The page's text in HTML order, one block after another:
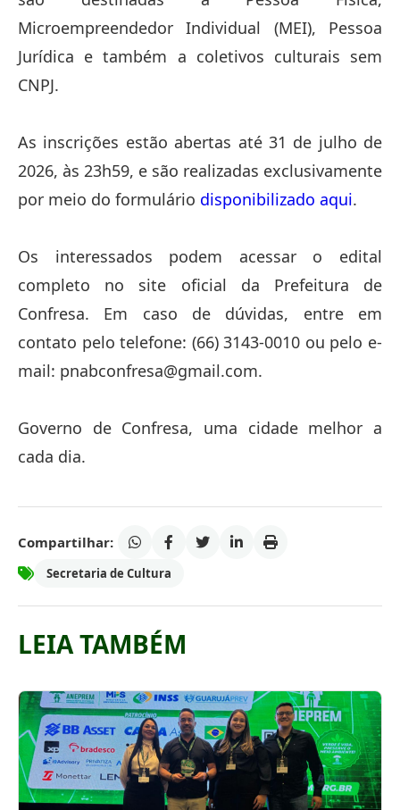
Microempreendedor Individual (MEI), Pessoa
Jurídica e também a coletivos culturais sem
CNPJ.
As inscrições estão abertas até 31 de julho de
2026, às 23h59, e são realizadas exclusivamente
por meio do formulário disponibilizado aqui.
Os interessados podem acessar o edital
completo no site oficial da Prefeitura de
Confresa. Em caso de dúvidas, entre em
contato pelo telefone: (66) 3143-0010 ou pelo e-
mail: pnabconfresa@gmail.com.
Governo de Confresa, uma cidade melhor a
cada dia.
Compartilhar:
Secretaria de Cultura
LEIA TAMBÉM